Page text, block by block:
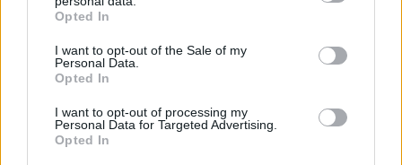
Opted In
I want to opt-out of the Sale of my
Personal Data.
Opted In
I want to opt-out of processing my
Personal Data for Targeted Advertising.
Opted In
ΗΠΑ: Πάνω από 100 φορές ο Φάουτσι
επικαλέστηκε το δικαίωμα της σιωπής για
την Covid-19
30/07/2026 13:41